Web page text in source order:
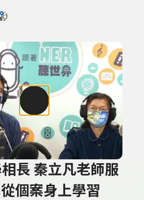
節目名稱、主持人或關鍵字
長 秦立凡老師服
個案身上學習